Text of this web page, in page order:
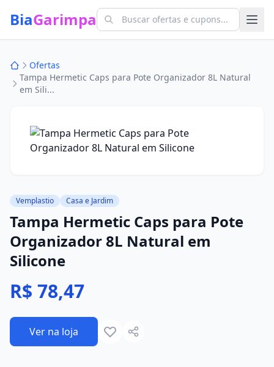
BiaGarimpa
Ofertas
Tampa Hermetic Caps para Pote Organizador 8L Natural
em Sili...
Vemplastio Casa e Jardim
Tampa Hermetic Caps para Pote
Organizador 8L Natural em
Silicone
R$ 78,47
Ver na loja